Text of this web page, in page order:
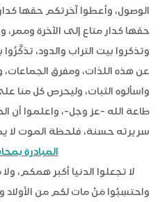
الوصول، وأعطوا آخرتكم حقها
حقها كدار متاع إلى الآخرة وممر،
وتذكروا بيت التراب والدود،
عن هذه اللذات، ومفرق الجماعات،
واسألوه الثبات، وليحرص كل منا
طاعة الله -عز وجل-، واعلموا أن
سريرته حسنة، فلحظة الموت لا
المبادرة
لا تجعلوا الدنيا أكبر همكم،
واحتسِبُوا مَنْ مات لكم من الأولاد